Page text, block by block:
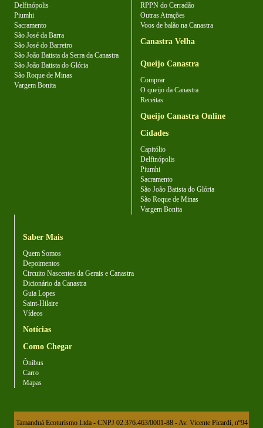
Delfinópolis
Piumhi
Sacramento
São José da Barra
São José do Barreiro
São João Batista da Serra da Canastra
São João Batista do Glória
São Roque de Minas
Vargem Bonita
RPPN do Cerradão
Outras Atrações
Voos de balão na Canastra
Canastra Velha
Queijo Canastra
Comprar
O queijo da Canastra
Receitas
Queijo Canastra Online
Cidades
Capitólio
Delfinópolis
Piumhi
Sacramento
São João Batista do Glória
São Roque de Minas
Vargem Bonita
Saber Mais
Quem Somos
Depoimentos
Circuito Nascentes da Gerais e Canastra
Dicionário da Canastra
Guia Lopes
Saint-Hilaire
Vídeos
Notícias
Como Chegar
Ônibus
Carro
Mapas
Tamanduá Ecoturismo Ltda - CNPJ 02.376.463/0001-88 - Av. Vicente Picardi, nº94